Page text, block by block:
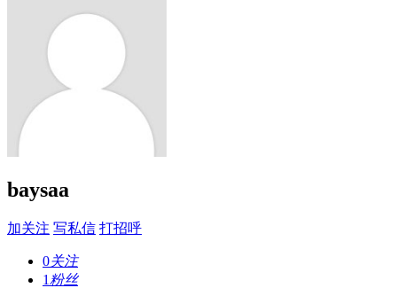
baysaa
加关注 写私信 打招呼
0关注
1 粉丝